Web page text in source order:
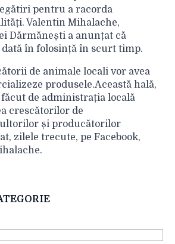
pentru a racorda
Valentin Mihalache,
Dărmănești a anunțat că
dată în folosință în scurt timp.
de animale locali vor avea
produsele.Această hală,
de administrația locală
crescătorilor de
și producătorilor
zilele trecute, pe Facebook,